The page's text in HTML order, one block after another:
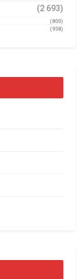
(2 693)
(800)
(958)